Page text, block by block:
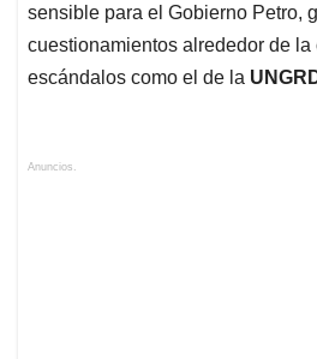
sensible para el Gobierno Petro,
cuestionamientos alrededor de
escándalos como el de la
Anuncios.